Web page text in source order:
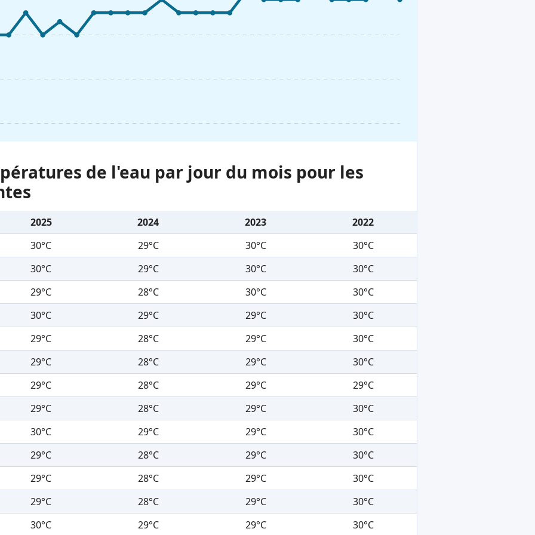
de l'eau par jour du mois pour les
2025 2024 2023
2022
30°C
29°C 30°C
30°C
30°C
29°C 30°C
30°C
29°C
28°C 30°C
30°C
30°C
29°C 29°C
30°C
29°C
28°C 29°C
30°C
29°C
28°C 29°C
30°C
29°C
28°C 29°C
29°C
29°C
28°C 29°C
30°C
30°C
29°C 29°C
30°C
29°C
28°C 29°C
30°C
29°C
28°C 29°C
30°C
29°C
28°C 29°C
30°C
30°C
29°C 29°C 30°C